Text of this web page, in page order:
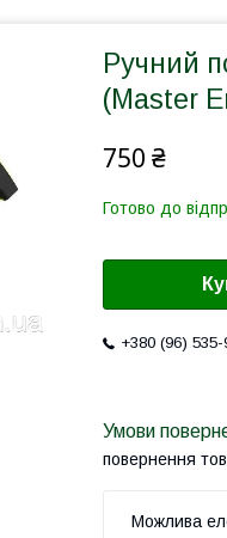
Ручний
(Master
750 ₴
Готово до
+380 (96) 535-
повернення